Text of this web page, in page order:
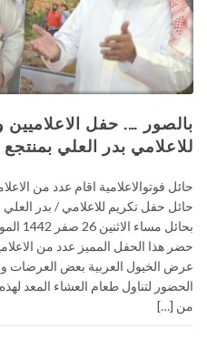
بالصور …. حفل الاعلاميين
للاعلامي بدر العلي بمنتجع
حائل فوتوالاعلامية اقام عدد من
حائل حفل تكريم للاعلامي / بدر العلي
حضر هذا الحفل المميز عدد من
عرض الخيول العربية بعض العرضات
الحضور لتناول طعام العشاء المعد
من […]